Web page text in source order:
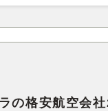
の格安航空会